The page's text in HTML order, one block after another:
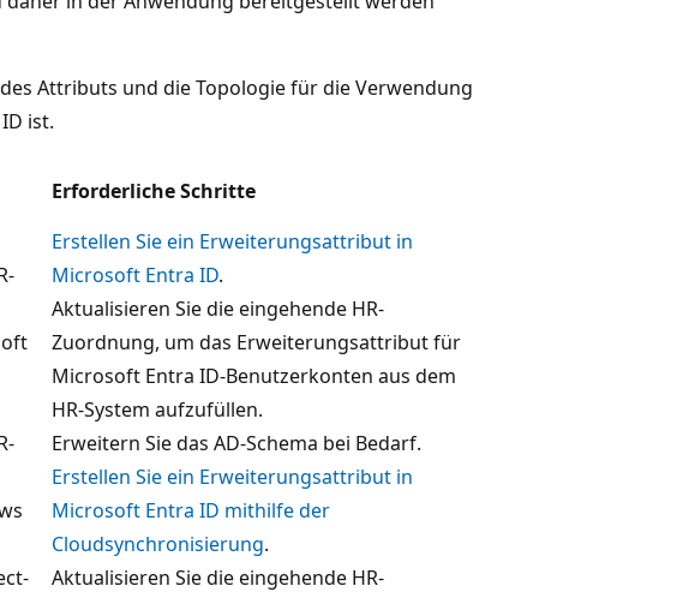
Attributs und die Topologie für die Verwendung
ist.
Erforderliche Schritte
Erstellen Sie ein Erweiterungsattribut in
Microsoft Entra ID.
Aktualisieren Sie die eingehende HR-
Zuordnung, um das Erweiterungsattribut für
Microsoft Entra ID-Benutzerkonten aus dem
HR-System aufzufüllen.
Erweitern Sie das AD-Schema bei Bedarf.
Erstellen Sie ein Erweiterungsattribut in
Microsoft Entra ID mithilfe der
Cloudsynchronisierung.
Aktualisieren Sie die eingehende HR-